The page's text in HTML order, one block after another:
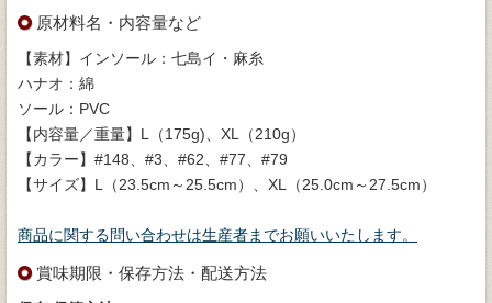
原材料名・内容量など
【素材】インソール：七島イ・麻糸
ハナオ：綿
ソール：PVC
【内容量／重量】L（175g)、XL（210g）
【カラー】#148、#3、#62、#77、#79
【サイズ】L（23.5cm～25.5cm）、XL（25.0cm～27.5cm）
商品に関する問い合わせは生産者までお願いいたします。
賞味期限・保存方法・配送方法